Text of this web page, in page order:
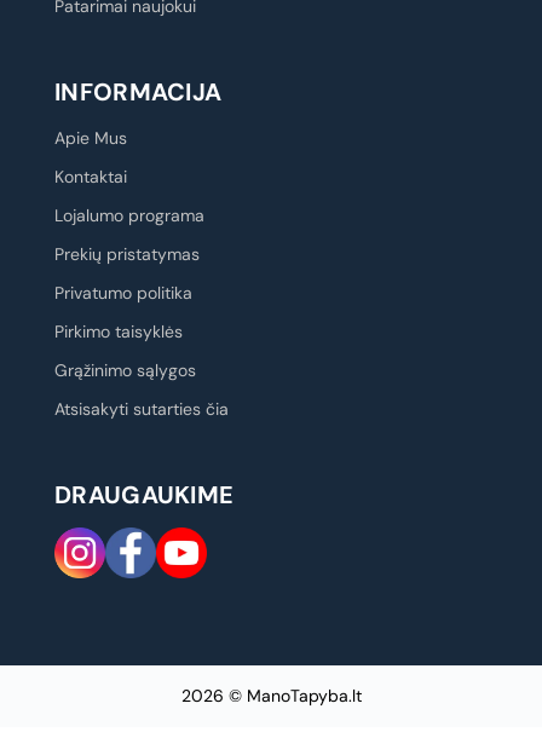
Patarimai naujokui
INFORMACIJA
Apie Mus
Kontaktai
Lojalumo programa
Prekių pristatymas
Privatumo politika
Pirkimo taisyklės
Grąžinimo sąlygos
Atsisakyti sutarties čia
DRAUGAUKIME
2026 © ManoTapyba.lt